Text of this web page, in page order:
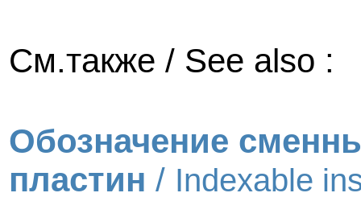
См.также / See also :
Обозначение
пластин / Indexable